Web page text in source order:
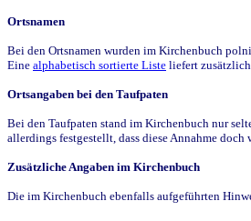
Ortsnamen
Bei den Ortsnamen wurden im Kirchenbuch
Eine alphabetisch sortierte Liste liefert
Ortsangaben bei den Taufpaten
Bei den Taufpaten stand im Kirchenbuch nur
allerdings festgestellt, dass diese Annahme
Zusätzliche Angaben im Kirchenbuch
Die im Kirchenbuch ebenfalls aufgeführten